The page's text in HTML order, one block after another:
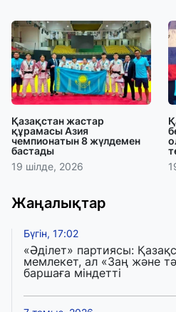
Қазақстан жастар
құрамасы Азия
чемпионатын 8 жүлдемен
бастады
19 шілде, 2026
Жаңалықтар
Бүгін, 17:02
«Әділет» партиясы:
мемлекет, ал «Заң және
баршаға міндетті